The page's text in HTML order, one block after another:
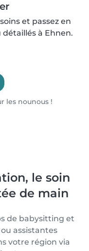
et passez en
à Ehnen.
les nounous !
le soin
de main
de babysitting et
assistantes
votre région via